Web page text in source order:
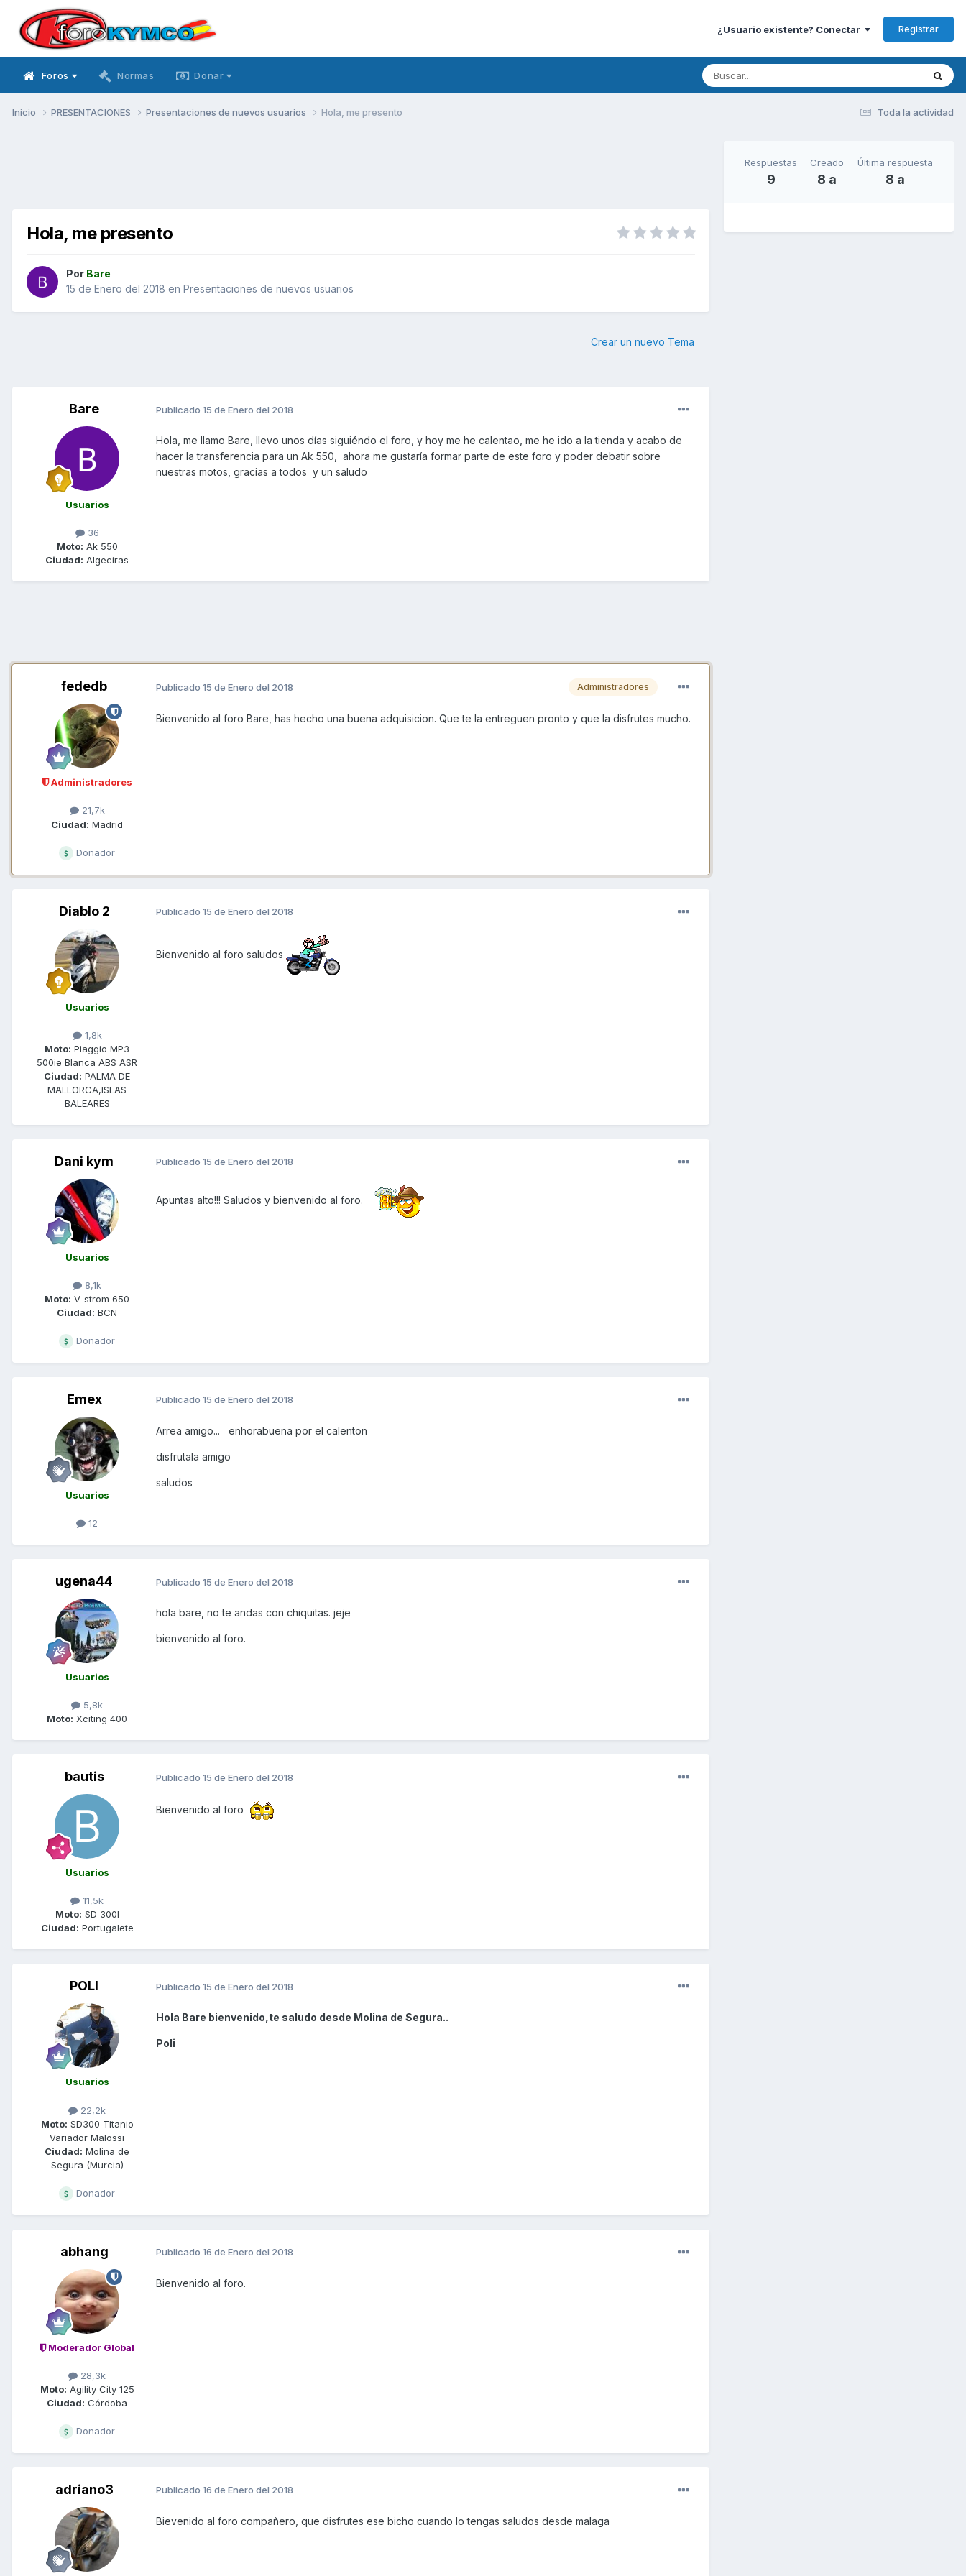
¿Usuario existente? Conectar Registrar
Foros Normas Donar
Toda la actividad
Inicio PRESENTACIONES Presentaciones de nuevos usuarios Hola, me presento
Hola, me presento
Por Bare
15 de Enero del 2018 en Presentaciones de nuevos usuarios
Crear un nuevo Tema
Bare
Usuarios
36
Moto: Ak 550
Ciudad: Algeciras
Publicado 15 de Enero del 2018
Hola, me llamo Bare, llevo unos días siguiéndo el foro, y hoy me he calentao, me he ido a la tienda y acabo de
hacer la transferencia para un Ak 550, ahora me gustaría formar parte de este foro y poder debatir sobre
nuestras motos, gracias a todos y un saludo
fededb
Administradores
21,7k
Ciudad: Madrid
Donador
Administradores
Publicado 15 de Enero del 2018
Bienvenido al foro Bare, has hecho una buena adquisicion. Que te la entreguen pronto y que la disfrutes mucho.
Diablo 2
Usuarios
1,8k
Moto: Piaggio MP3
500ie Blanca ABS ASR
Ciudad: PALMA DE
MALLORCA,ISLAS
BALEARES
Publicado 15 de Enero del 2018
Bienvenido al foro saludos
Dani kym
Usuarios
8,1k
Moto: V-strom 650
Ciudad: BCN
Donador
Publicado 15 de Enero del 2018
Apuntas alto!!! Saludos y bienvenido al foro.
Emex
Usuarios
12
Publicado 15 de Enero del 2018
Arrea amigo... enhorabuena por el calenton
disfrutala amigo
saludos
ugena44
Usuarios
5,8k
Moto: Xciting 400
Publicado 15 de Enero del 2018
hola bare, no te andas con chiquitas. jeje
bienvenido al foro.
bautis
Usuarios
11,5k
Moto: SD 300I
Ciudad: Portugalete
Publicado 15 de Enero del 2018
Bienvenido al foro
POLI
Usuarios
22,2k
Moto: SD300 Titanio
Variador Malossi
Ciudad: Molina de
Segura (Murcia)
Donador
Publicado 15 de Enero del 2018
Hola Bare bienvenido,te saludo desde Molina de Segura..
Poli
abhang
Moderador Global
28,3k
Moto: Agility City 125
Ciudad: Córdoba
Donador
Publicado 16 de Enero del 2018
Bienvenido al foro.
adriano3 Publicado 16 de Enero del 2018
Bievenido al foro compañero, que disfrutes ese bicho cuando lo tengas saludos desde malaga
Respuestas
9
Creado
8 a
Última respuesta
8 a